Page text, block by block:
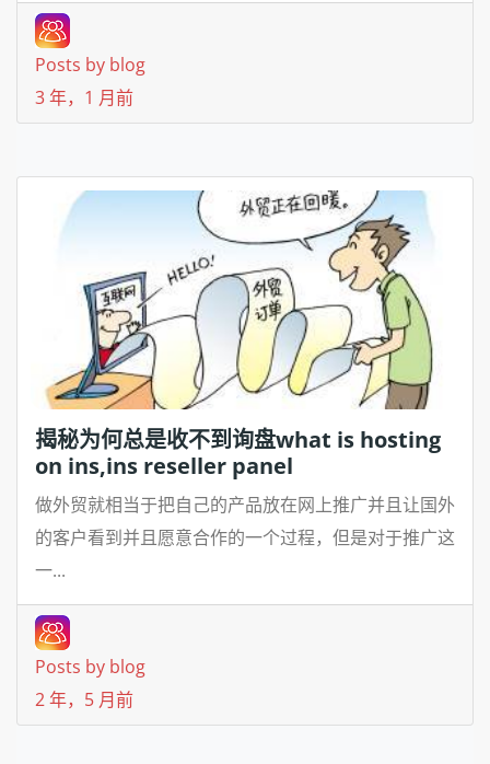
Posts by blog
3 年，1 月前
揭秘为何总是收不到询盘what is hosting
on ins,ins reseller panel
做外贸就相当于把自己的产品放在网上推广并且让国外
的客户看到并且愿意合作的一个过程，但是对于推广这
一...
Posts by blog
2 年，5 月前